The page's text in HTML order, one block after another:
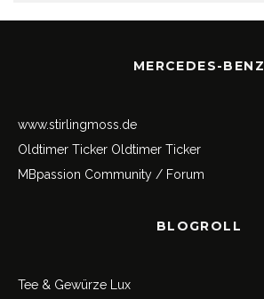
MERCEDES-BENZ
www.stirlingmoss.de
Oldtimer Ticker Oldtimer Ticker
MBpassion Community / Forum
BLOGROLL
Tee & Gewürze Lux